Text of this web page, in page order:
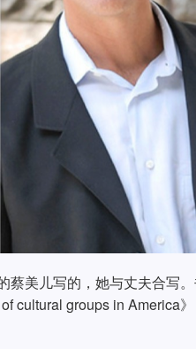
美儿写的，她与丈夫合写
cultural groups in America